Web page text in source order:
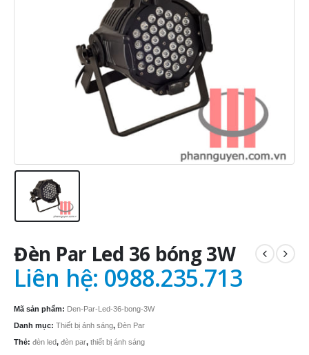
Đèn Par Led 36 bóng 3W
Liên hệ: 0988.235.713
Mã sản phẩm: Den-Par-Led-36-bong-3W
Danh mục: Thiết bị ánh sáng, Đèn Par
Thẻ: đèn led, đèn par, thiết bị ánh sáng